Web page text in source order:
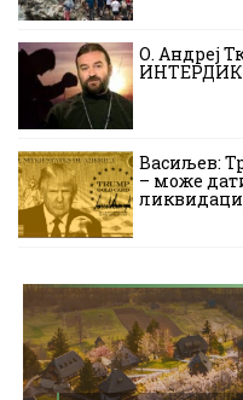
О. Андреј
Васиљев:
– може